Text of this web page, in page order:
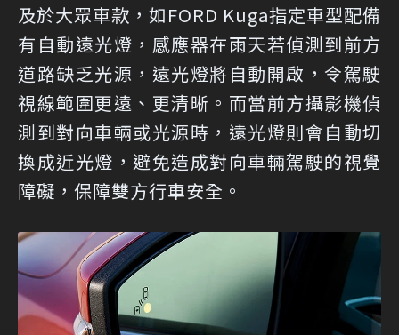
及於大眾車款，如FORD Kuga指定車型配備
有自動遠光燈，感應器在雨天若偵測到前方
道路缺乏光源，遠光燈將自動開啟，令駕駛
視線範圍更遠、更清晰。而當前方攝影機偵
測到對向車輛或光源時，遠光燈則會自動切
換成近光燈，避免造成對向車輛駕駛的視覺
障礙，保障雙方行車安全。